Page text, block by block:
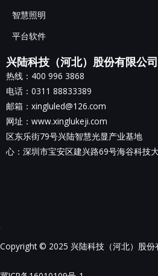
智慧照明
平台软件
兴陆科技（河北）股份有限公司
热线：400 996 3868
电话：0311 88833389
邮箱：xingluled@126.com
网址：www.xinglukeji.com
区东乐街79号兴陆智慧
心：深圳市宝安区建兴路69号海谷科技
Copyright © 2025 兴陆科技（河北）股份